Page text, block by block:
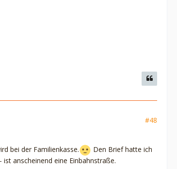
#48
bei der Familienkasse.
Den Brief hatte ich
anscheinend eine Einbahnstraße.